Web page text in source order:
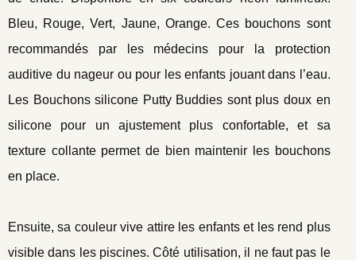
Bleu, Rouge, Vert, Jaune, Orange. Ces bouchons sont
recommandés par les médecins pour la protection
auditive du nageur ou pour les enfants jouant dans l’eau.
Les Bouchons silicone Putty Buddies sont plus doux en
silicone pour un ajustement plus confortable, et sa
texture collante permet de bien maintenir les bouchons
en place.
Ensuite, sa couleur vive attire les enfants et les rend plus
visible dans les piscines. Côté utilisation, il ne faut pas le